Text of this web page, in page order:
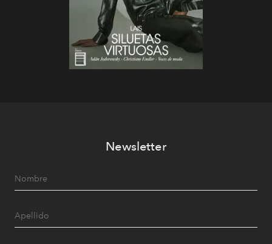
Newsletter